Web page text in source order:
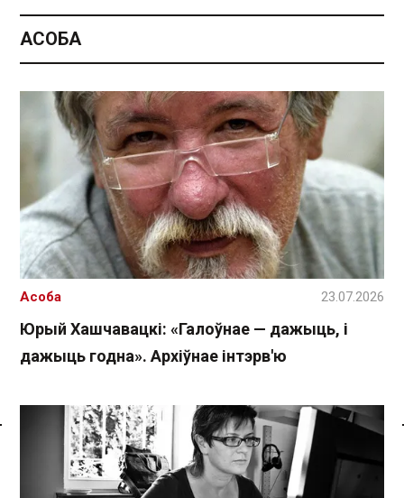
Спасылка без VPN
АСОБА
Юрый Хашчавацкі: «Галоўнае — дажыць, і
дажыць годна». Архіўнае інтэрв'ю
Асоба 23.07.2026